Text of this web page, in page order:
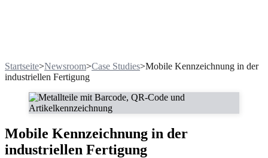
Startseite>Newsroom>Case Studies>Mobile Kennzeichnung in der
industriellen Fertigung
Mobile Kennzeichnung in der
industriellen Fertigung